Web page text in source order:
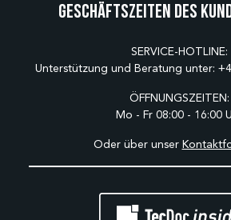
Geschäftszeiten des
SERVICE-HOTLINE:
Unterstützung und Beratung unter:
ÖFFNUNGSZEITEN:
Mo - Fr 08:00 - 16:00
Oder über unser